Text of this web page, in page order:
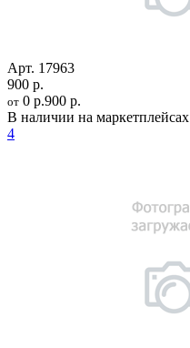
Арт. 17963
900 р.
от 0 р.900 р.
В наличии на маркетплейсах
4